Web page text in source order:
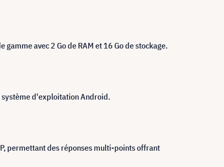
avec 2 Go de RAM et 16 Go de stockage.
d'exploitation Android.
permettant des réponses multi-points offrant